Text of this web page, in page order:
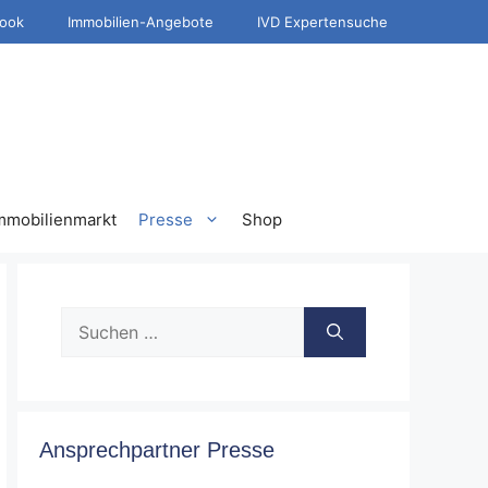
Immobilien-Angebote IVD Expertensuche
Presse Shop
nach:
Ansprechpartner Presse